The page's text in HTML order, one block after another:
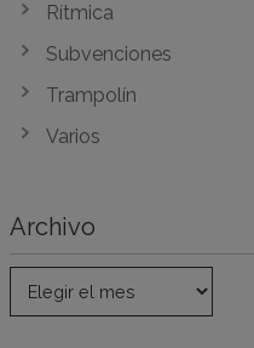
Rítmica
Subvenciones
Trampolín
Varios
Archivo